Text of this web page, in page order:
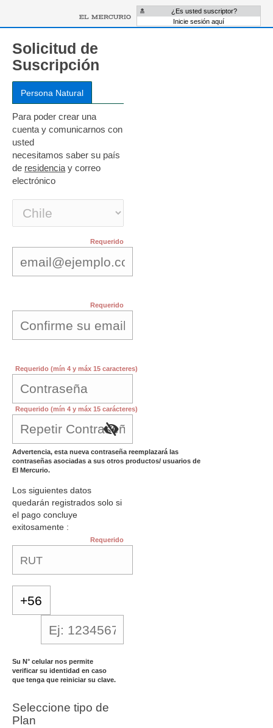
¿Es usted suscriptor?
Inicie sesión aquí
Solicitud de
Suscripción
Para poder crear una
cuenta y comunicarnos con
usted
necesitamos saber su país
de residencia y correo
electrónico
Requerido
Requerido
Requerido (mín 4 y máx 15 caracteres)
Requerido (mín 4 y máx 15 carácteres)
Advertencia, esta nueva contraseña reemplazará las
contraseñas asociadas a sus otros productos/ usuarios de
El Mercurio.
Los siguientes datos
quedarán registrados solo si
el pago concluye
exitosamente :
Requerido
Su N° celular nos permite
verificar su identidad en caso
que tenga que reiniciar su clave.
Seleccione tipo de
Plan